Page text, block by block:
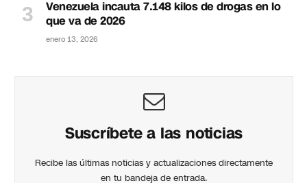
Venezuela incauta 7.148 kilos de drogas en lo
que va de 2026
enero 13, 2026
Suscríbete a las noticias
Recibe las últimas noticias y actualizaciones directamente
en tu bandeja de entrada.